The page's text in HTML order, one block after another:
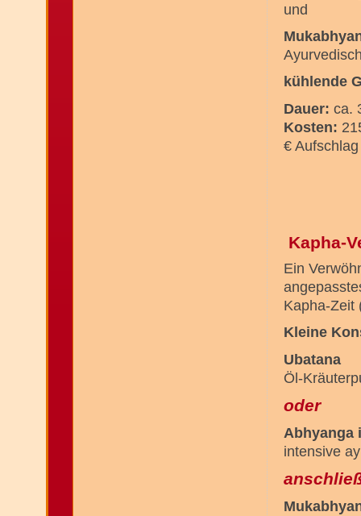
und
kühlende
Dauer: ca.
Kosten:
€ Aufschlag
Kapha-
Ein
Kapha-Zeit
Kleine
Ubatana
Öl-
oder
Abhyanga
intensive